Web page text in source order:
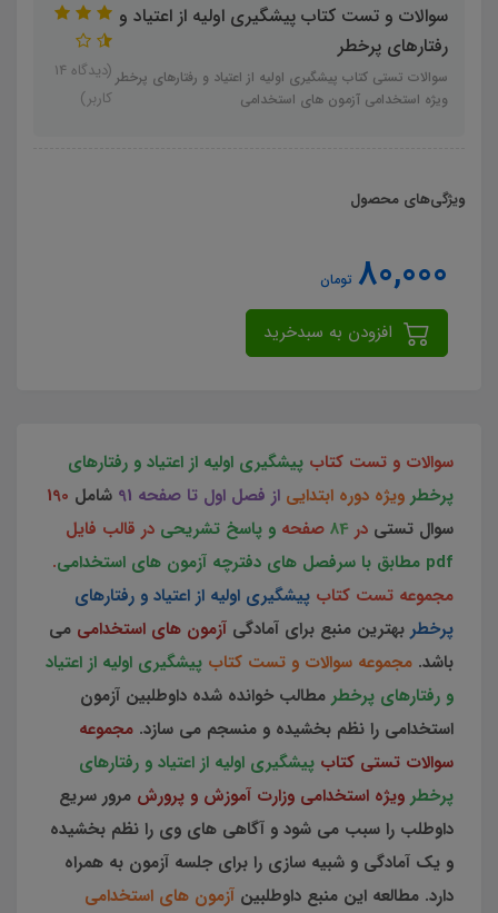
سوالات و تست کتاب پیشگیری اولیه از اعتیاد و
رفتارهای پرخطر
سوالات تستی کتاب پیشگیری اولیه از اعتیاد و رفتارهای پرخطر
ویژه استخدامی آزمون های استخدامی
(دیدگاه 14
کاربر)
ویژگی‌های محصول
80,000 تومان
سوالات و تست کتاب پیشگیری اولیه از اعتیاد و رفتارهای
پرخطر ویژه دوره ابتدایی از فصل اول تا صفحه 91 شامل 190
سوال تستی در 84 صفحه و پاسخ تشریحی در قالب فایل
pdf مطابق با سرفصل های دفترچه آزمون های استخدامی
.
مجموعه تست کتاب پیشگیری اولیه از اعتیاد و رفتارهای
پرخطر بهترین منبع برای آمادگی آزمون های استخدامی می
باشد. مجموعه سوالات و تست کتاب پیشگیری اولیه از اعتیاد
و رفتارهای پرخطر مطالب خوانده شده داوطلبین آزمون
استخدامی را نظم بخشیده و منسجم می سازد. مجموعه
سوالات تستی کتاب پیشگیری اولیه از اعتیاد و رفتارهای
پرخطر ویژه استخدامی وزارت آموزش و پرورش مرور سریع
داوطلب را سبب می شود و آگاهی های وی را نظم بخشیده
و یک آمادگی و شبیه سازی را برای جلسه آزمون به همراه
دارد. مطالعه این منبع داوطلبین آزمون های استخدامی